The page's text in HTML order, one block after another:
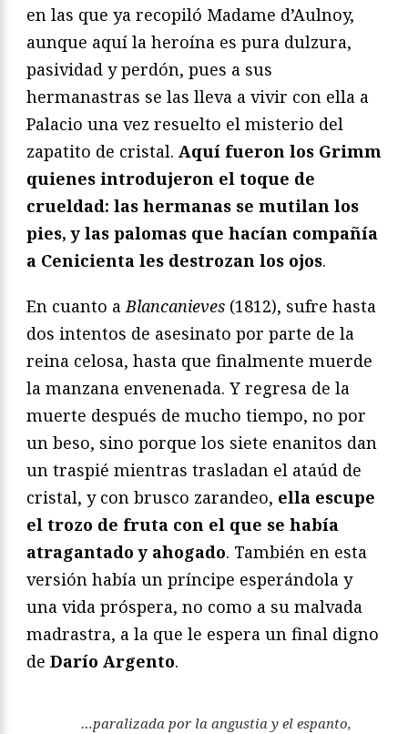
en las que ya recopiló Madame d’Aulnoy,
aunque aquí la heroína es pura dulzura,
pasividad y perdón, pues a sus
hermanastras se las lleva a vivir con ella a
Palacio una vez resuelto el misterio del
zapatito de cristal. Aquí fueron los Grimm
quienes introdujeron el toque de
crueldad: las hermanas se mutilan los
pies, y las palomas que hacían compañía
a Cenicienta les destrozan los ojos.
En cuanto aBlancanieves (1812), sufre hasta
dos intentos de asesinato por parte de la
reina celosa, hasta que finalmente muerde
la manzana envenenada. Y regresa de la
muerte después de mucho tiempo, no por
un beso, sino porque los siete enanitos dan
un traspié mientras trasladan el ataúd de
cristal, y con brusco zarandeo, ella escupe
el trozo de fruta con el que se había
atragantado y ahogado. También en esta
versión había un príncipe esperándola y
una vida próspera, no como a su malvada
madrastra, a la que le espera un final digno
de Darío Argento.
…paralizada por la angustia y el espanto,